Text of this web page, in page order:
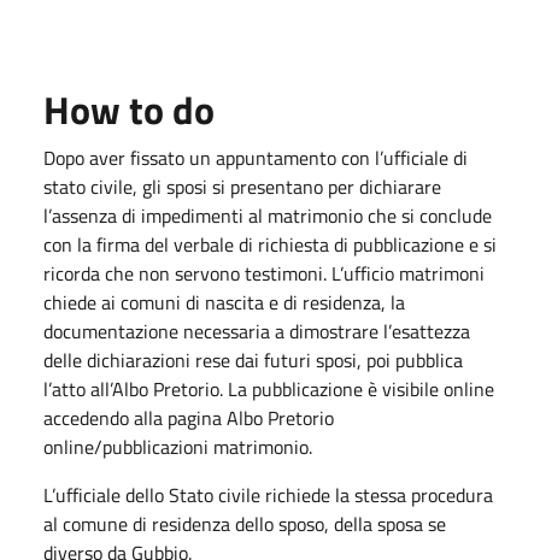
How to do
Dopo aver fissato un appuntamento con l’ufficiale di
stato civile, gli sposi si presentano per dichiarare
l’assenza di impedimenti al matrimonio che si conclude
con la firma del verbale di richiesta di pubblicazione e si
ricorda che non servono testimoni. L’ufficio matrimoni
chiede ai comuni di nascita e di residenza, la
documentazione necessaria a dimostrare l’esattezza
delle dichiarazioni rese dai futuri sposi, poi pubblica
l’atto all’Albo Pretorio. La pubblicazione è visibile online
accedendo alla pagina Albo Pretorio
online/pubblicazioni matrimonio.
L’ufficiale dello Stato civile richiede la stessa procedura
al comune di residenza dello sposo, della sposa se
diverso da Gubbio.